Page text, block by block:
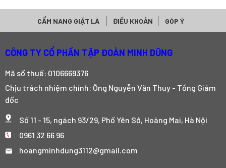
CẨM NANG GIẶT LÀ ĐIỀU KHOẢN GÓP Ý
CÔNG TY CỔ PHẦN TẬP ĐOÀN MINH DŨNG
Mã số thuế: 0106669376
Chịu trách nhiệm chính: Ông Nguyễn Văn Thuy - Tổng Giám
đốc
Số 11 - 15, ngách 93/29, Phố Yên Sở, Hoàng Mai, Hà Nội
0961 32 66 96
hoangminhdung3112@gmail.com